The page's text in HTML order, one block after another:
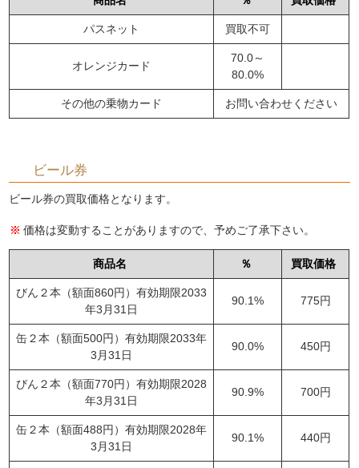
パスネット 買取不可
オレンジカード
70.0～
80.0%
その他の乗物カード お問い合わせください
ビール券
ビール券の買取価格となります。
価格は変動することがありますので、予めご了承下さい。
商品名 ％ 買取価格
びん２本（額面860円）有効期限2033
年3月31日
90.1% 775円
缶２本（額面500円）有効期限2033年
3月31日
90.0% 450円
びん２本（額面770円）有効期限2028
年3月31日
90.9% 700円
缶２本（額面488円）有効期限2028年
3月31日
90.1% 440円